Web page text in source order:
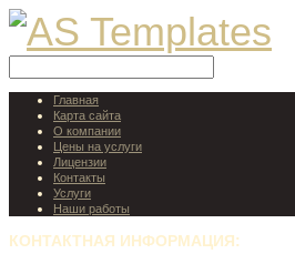
Главная
Карта сайта
О компании
Цены на услуги
Лицензии
Контакты
Услуги
Наши работы
КОНТАКТНАЯ ИНФОРМАЦИЯ: